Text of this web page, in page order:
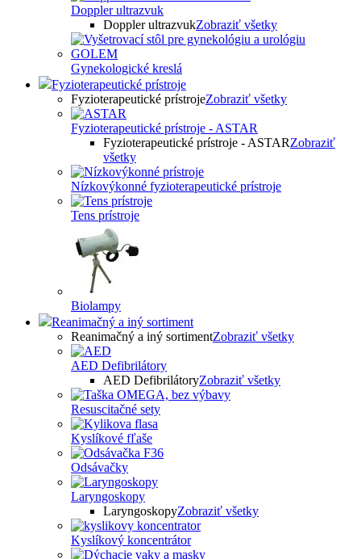
Doppler ultrazvuk
Doppler ultrazvukZobraziť všetky
Gynekologické kreslá
Fyzioterapeutické prístroje
Fyzioterapeutické prístrojeZobraziť všetky
Fyzioterapeutické prístroje - ASTAR
Fyzioterapeutické prístroje - ASTARZobraziť
všetky
Nízkovýkonné fyzioterapeutické prístroje
Tens prístroje
Biolampy
Reanimačný a iný sortiment
Reanimačný a iný sortimentZobraziť všetky
AED Defibrilátory
AED DefibrilátoryZobraziť všetky
Resuscitačné sety
Kyslíkové fľaše
Odsávačky
Laryngoskopy
LaryngoskopyZobraziť všetky
Kyslíkový koncentrátor